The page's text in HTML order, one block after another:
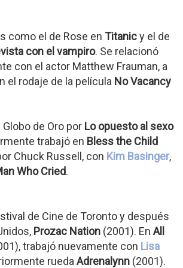
como el de Rose en Titanicy el de
con el vampiro. Se relacionó
con el actor Matthew Frauman, a
el rodaje de la película No Vacancy
de Oro por Lo opuesto al sexo
trabajó en Bless the Child
Chuck Russell, con Kim Basinger,
Who Cried.
de Cine de Toronto y después
Prozac Nation (2001). En All
trabajó nuevamente con Lisa
rueda Adrenalynn (2001).